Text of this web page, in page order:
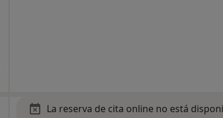
La reserva de cita online no está